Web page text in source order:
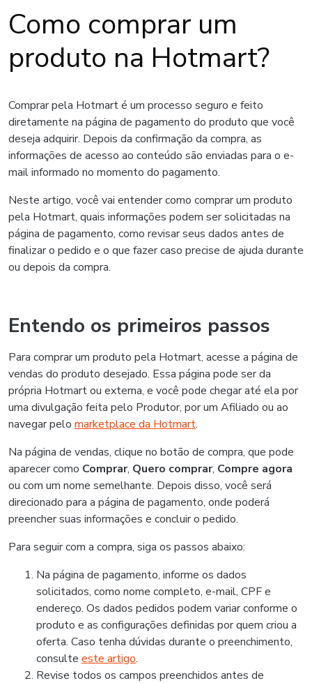
Como comprar um
produto na Hotmart?
Comprar pela Hotmart é um processo seguro e feito
diretamente na página de pagamento do produto que você
deseja adquirir. Depois da confirmação da compra, as
informações de acesso ao conteúdo são enviadas para o e-
mail informado no momento do pagamento.
Neste artigo, você vai entender como comprar um produto
pela Hotmart, quais informações podem ser solicitadas na
página de pagamento, como revisar seus dados antes de
finalizar o pedido e o que fazer caso precise de ajuda durante
ou depois da compra.
Entendo os primeiros passos
Para comprar um produto pela Hotmart, acesse a página de
vendas do produto desejado. Essa página pode ser da
própria Hotmart ou externa, e você pode chegar até ela por
uma divulgação feita pelo Produtor, por um Afiliado ou ao
navegar pelo marketplace da Hotmart.
Na página de vendas, clique no botão de compra, que pode
aparecer como Comprar, Quero comprar, Compre agora
ou com um nome semelhante. Depois disso, você será
direcionado para a página de pagamento, onde poderá
preencher suas informações e concluir o pedido.
Para seguir com a compra, siga os passos abaixo:
Na página de pagamento, informe os dados
solicitados, como nome completo, e-mail, CPF e
endereço. Os dados pedidos podem variar conforme o
produto e as configurações definidas por quem criou a
oferta. Caso tenha dúvidas durante o preenchimento,
consulte este artigo.
Revise todos os campos preenchidos antes de